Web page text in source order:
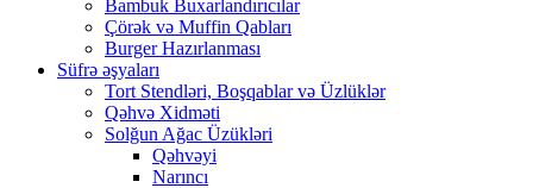
Bambuk Buxarlandırıcılar
Çörək və Muffin Qabları
Burger Hazırlanması
Süfrə əşyaları
Tort Stendləri, Boşqablar və Üzlüklər
Qəhvə Xidməti
Solğun Ağac Üzükləri
Qəhvəyi
Narıncı